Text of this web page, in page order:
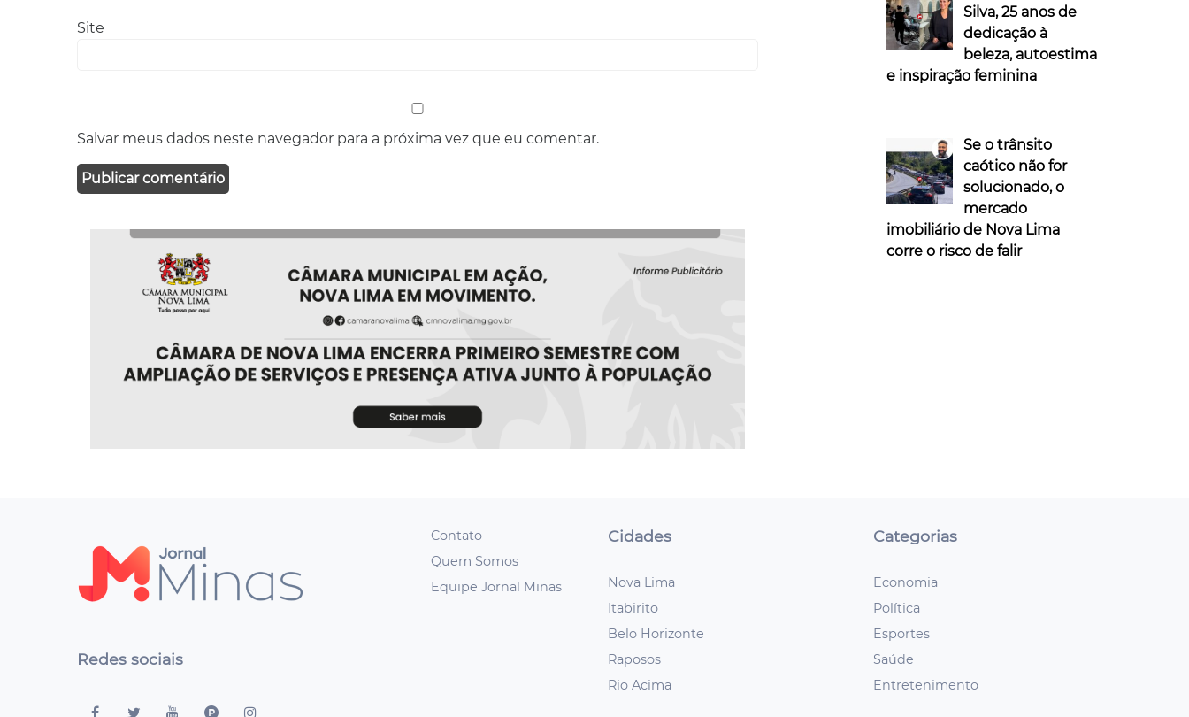
Site
Salvar meus dados neste navegador para a próxima vez que eu comentar.
Silva, 25 anos de
dedicação à
beleza, autoestima
e inspiração feminina
Se o trânsito
caótico não for
solucionado, o
mercado
imobiliário de Nova Lima
corre o risco de falir
Redes sociais
Contato
Quem Somos
Equipe Jornal Minas
Cidades
Nova Lima
Itabirito
Belo Horizonte
Raposos
Rio Acima
Categorias
Economia
Política
Esportes
Saúde
Entretenimento